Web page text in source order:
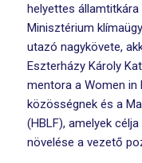
helyettes államtitkára
Minisztérium
utazó nagykövete,
Eszterházy Károly
mentora a Women in
közösségnek és a
(HBLF), amelyek
növelése a vezető